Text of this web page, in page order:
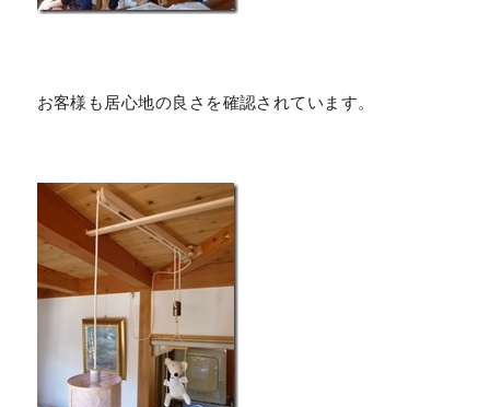
お客様も居心地の良さを確認されています。